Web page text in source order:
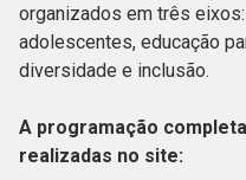
organizados em três
adolescentes, educação
diversidade e inclusão.
A programação
realizadas no site: